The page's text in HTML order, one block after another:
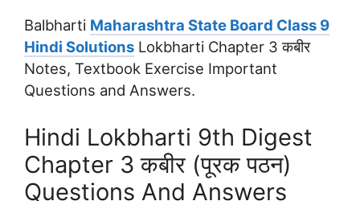
Balbharti Maharashtra State Board Class 9
Hindi Solutions Lokbharti Chapter 3 कबीर
Notes, Textbook Exercise Important
Questions and Answers.
Hindi Lokbharti 9th Digest
Chapter 3 कबीर (पूरक पठन)
Questions And Answers